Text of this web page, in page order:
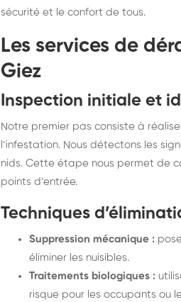
sécurité et le confort de tous.
Les services de
Giez
Inspection initiale et
Notre premier pas consiste à
l’infestation. Nous détectons les
nids. Cette étape nous permet de
points d’entrée.
Techniques
Suppression mécanique :
éliminer les nuisibles.
Traitements biologiques :
risque pour les occupants ou